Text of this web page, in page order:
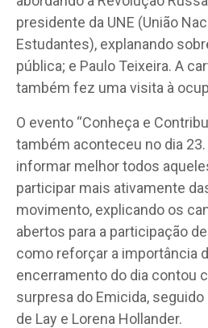
presidente da UNE (União
Estudantes), explanando
pública; e Paulo Teixeira. A
também fez uma visita à
O evento “Conheça e
também aconteceu no dia
informar melhor todos
participar mais ativamente
movimento, explicando os
abertos para a participação
como reforçar a importância
encerramento do dia contou
surpresa do Emicida,
de Lay e Lorena Hollander.